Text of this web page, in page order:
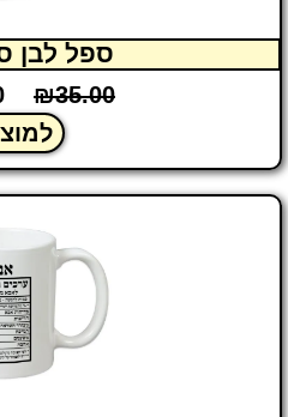
ספל לבן
₪35.00